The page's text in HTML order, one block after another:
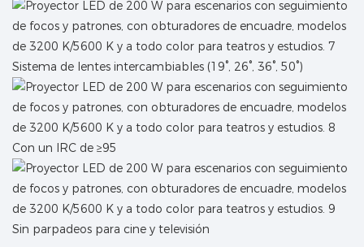
Sistema de lentes intercambiables (19°, 26°, 36°, 50°)
Con un IRC de ≥95
Sin parpadeos para cine y televisión